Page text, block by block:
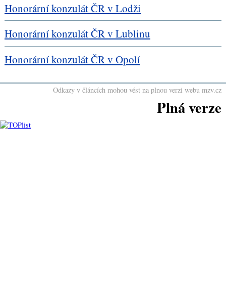
Honorární konzulát ČR v Lodži
Honorární konzulát ČR v Lublinu
Honorární konzulát ČR v Opolí
Odkazy v článcích mohou vést na plnou verzi webu mzv.cz
Plná verze